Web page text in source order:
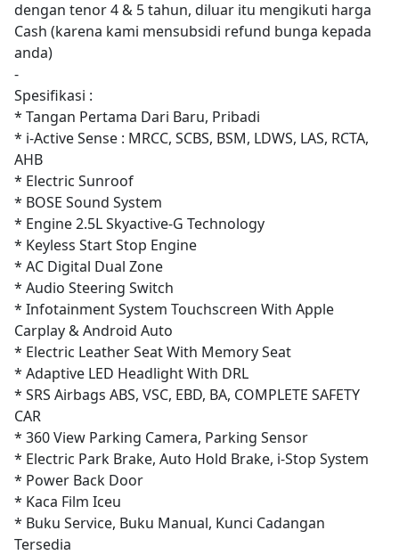
dengan tenor 4 & 5 tahun, diluar itu mengikuti harga
Cash (karena kami mensubsidi refund bunga kepada
anda)
-
Spesifikasi :
* Tangan Pertama Dari Baru, Pribadi
* i-Active Sense : MRCC, SCBS, BSM, LDWS, LAS, RCTA,
AHB
* Electric Sunroof
* BOSE Sound System
* Engine 2.5L Skyactive-G Technology
* Keyless Start Stop Engine
* AC Digital Dual Zone
* Audio Steering Switch
* Infotainment System Touchscreen With Apple
Carplay & Android Auto
* Electric Leather Seat With Memory Seat
* Adaptive LED Headlight With DRL
* SRS Airbags ABS, VSC, EBD, BA, COMPLETE SAFETY
CAR
* 360 View Parking Camera, Parking Sensor
* Electric Park Brake, Auto Hold Brake, i-Stop System
* Power Back Door
* Kaca Film Iceu
* Buku Service, Buku Manual, Kunci Cadangan
Tersedia